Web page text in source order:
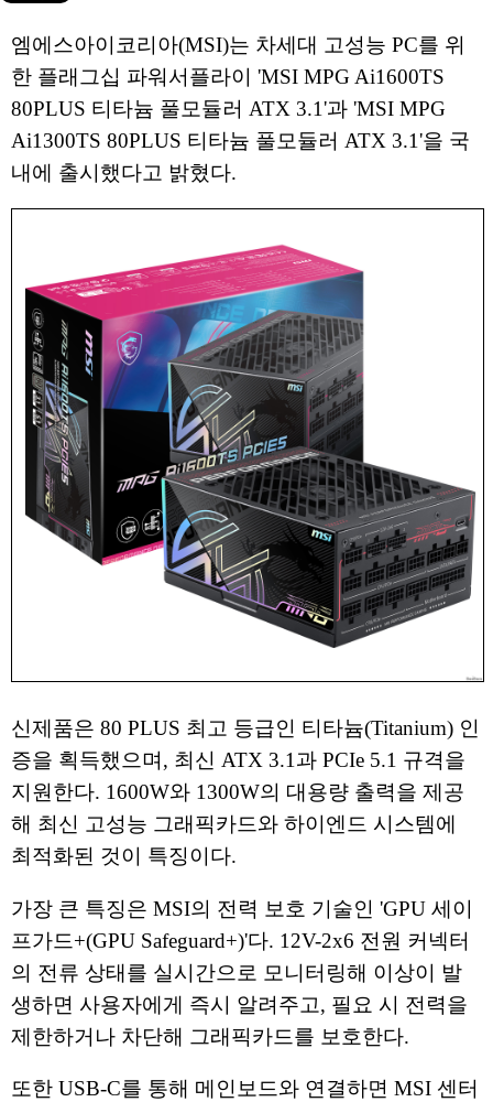
엠에스아이코리아(MSI)는 차세대 고성능 PC를 위
한 플래그십 파워서플라이 'MSI MPG Ai1600TS
80PLUS 티타늄 풀모듈러 ATX 3.1'과 'MSI MPG
Ai1300TS 80PLUS 티타늄 풀모듈러 ATX 3.1'을 국
내에 출시했다고 밝혔다.
신제품은 80 PLUS 최고 등급인 티타늄(Titanium) 인
증을 획득했으며, 최신 ATX 3.1과 PCIe 5.1 규격을
지원한다. 1600W와 1300W의 대용량 출력을 제공
해 최신 고성능 그래픽카드와 하이엔드 시스템에
최적화된 것이 특징이다.
가장 큰 특징은 MSI의 전력 보호 기술인 'GPU 세이
프가드+(GPU Safeguard+)'다. 12V-2x6 전원 커넥터
의 전류 상태를 실시간으로 모니터링해 이상이 발
생하면 사용자에게 즉시 알려주고, 필요 시 전력을
제한하거나 차단해 그래픽카드를 보호한다.
또한 USB-C를 통해 메인보드와 연결하면 MSI 센터